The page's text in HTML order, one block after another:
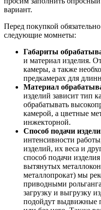
вариант.
Перед покупкой
следующие момнеты:
Габариты
и материал изделия.
камеры, а также
предкамерах для
Материал
изделий зависит тип
обрабатывать
камерой, а цветные
инжекторной.
Способ подачи
интенсивности
изделий, их веса и
способ подачи
вытянутых
металлопрокат) мы
приводными
загрузку и выгрузку
подойдут выдвижные